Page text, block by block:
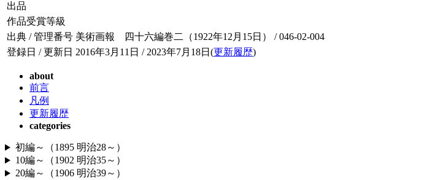
出品
作品受賞等級
出典 / 管理番号 美術画報 四十六編巻二（1922年12月15日） / 046-02-004
登録日 / 更新日 2016年3月11日 / 2023年7月18日(更新履歴)
about
前言
凡例
更新履歴
categories
初編～（1895 明治28～）
10編～（1902 明治35～）
20編～（1906 明治39～）